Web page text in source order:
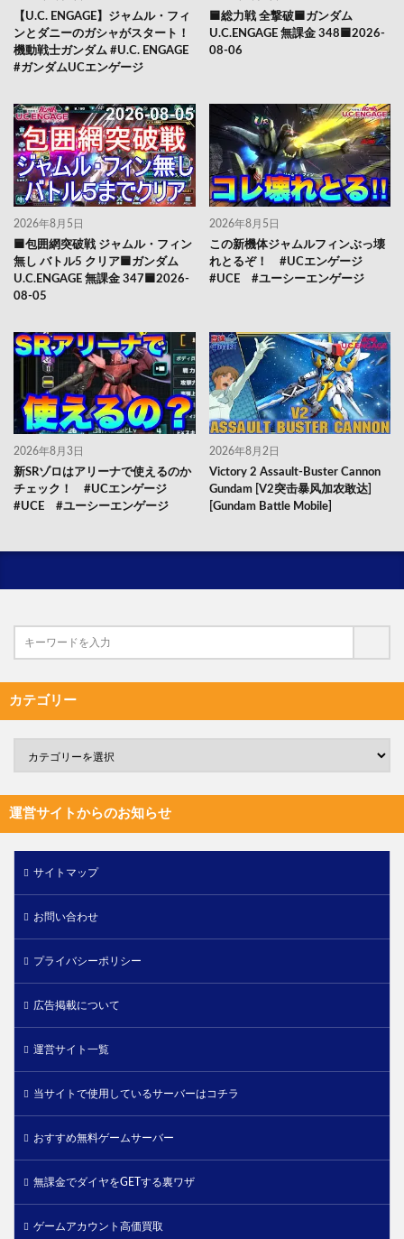
【U.C. ENGAGE】ジャムル・フィ
ンとダニーのガシャがスタート！
機動戦士ガンダム #U.C. ENGAGE
#ガンダムUCエンゲージ
🟦総力戦 全撃破🟦ガンダム
U.C.ENGAGE 無課金 348🟦2026-
08-06
2026年8月5日
🟦包囲網突破戦 ジャムル・フィン
無し バトル5 クリア🟦ガンダム
U.C.ENGAGE 無課金 347🟦2026-
08-05
2026年8月5日
この新機体ジャムルフィンぶっ壊
れとるぞ！ #UCエンゲージ
#UCE #ユーシーエンゲージ
2026年8月3日
新SRゾロはアリーナで使えるのか
チェック！ #UCエンゲージ
#UCE #ユーシーエンゲージ
2026年8月2日
Victory 2 Assault-Buster Cannon
Gundam [V2突击暴风加农敢达]
[Gundam Battle Mobile]
カテゴリー
運営サイトからのお知らせ
サイトマップ
お問い合わせ
プライバシーポリシー
広告掲載について
運営サイト一覧
当サイトで使用しているサーバーはコチラ
おすすめ無料ゲームサーバー
無課金でダイヤをGETする裏ワザ
ゲームアカウント高価買取